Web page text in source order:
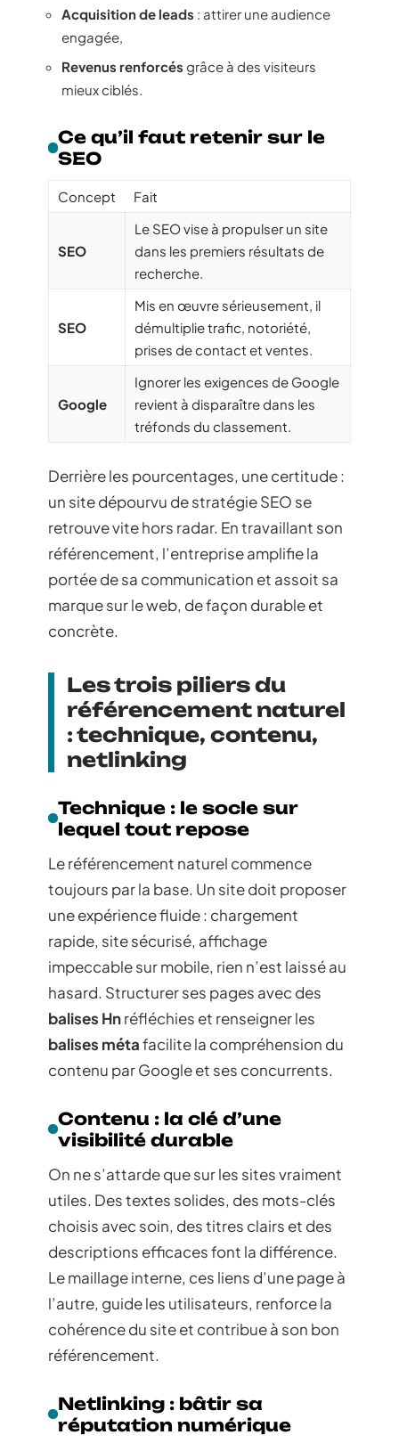
Acquisition de leads : attirer une audience
engagée,
Revenus renforcés grâce à des visiteurs
mieux ciblés.
Ce qu’il faut retenir sur le
SEO
Concept Fait
SEO
Le SEO vise à propulser un site
dans les premiers résultats de
recherche.
SEO
Mis en œuvre sérieusement, il
démultiplie trafic, notoriété,
prises de contact et ventes.
Google
Ignorer les exigences de Google
revient à disparaître dans les
tréfonds du classement.
Derrière les pourcentages, une certitude :
un site dépourvu de stratégie SEO se
retrouve vite hors radar. En travaillant son
référencement, l’entreprise amplifie la
portée de sa communication et assoit sa
marque sur le web, de façon durable et
concrète.
Les trois piliers du
référencement naturel
: technique, contenu,
netlinking
Technique : le socle sur
lequel tout repose
Le référencement naturel commence
toujours par la base. Un site doit proposer
une expérience fluide : chargement
rapide, site sécurisé, affichage
impeccable sur mobile, rien n’est laissé au
hasard. Structurer ses pages avec des
balises Hnréfléchies et renseigner les
balises métafacilite la compréhension du
contenu par Google et ses concurrents.
Contenu : la clé d’une
visibilité durable
On ne s’attarde que sur les sites vraiment
utiles. Des textes solides, des mots-clés
choisis avec soin, des titres clairs et des
descriptions efficaces font la différence.
Le maillage interne, ces liens d’une page à
l’autre, guide les utilisateurs, renforce la
cohérence du site et contribue à son bon
référencement.
Netlinking : bâtir sa
réputation numérique